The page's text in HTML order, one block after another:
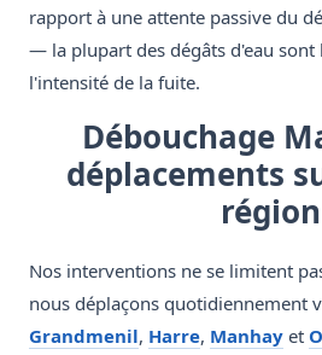
rapport à une attente passive du
— la plupart des dégâts d'eau sont
l'intensité de la fuite.
Débouchage
déplacements
région
Nos interventions ne se limitent
nous déplaçons quotidiennement
Grandmenil, Harre, Manhay et